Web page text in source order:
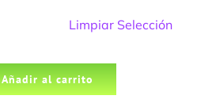
Limpiar Selección
Añadir al carrito